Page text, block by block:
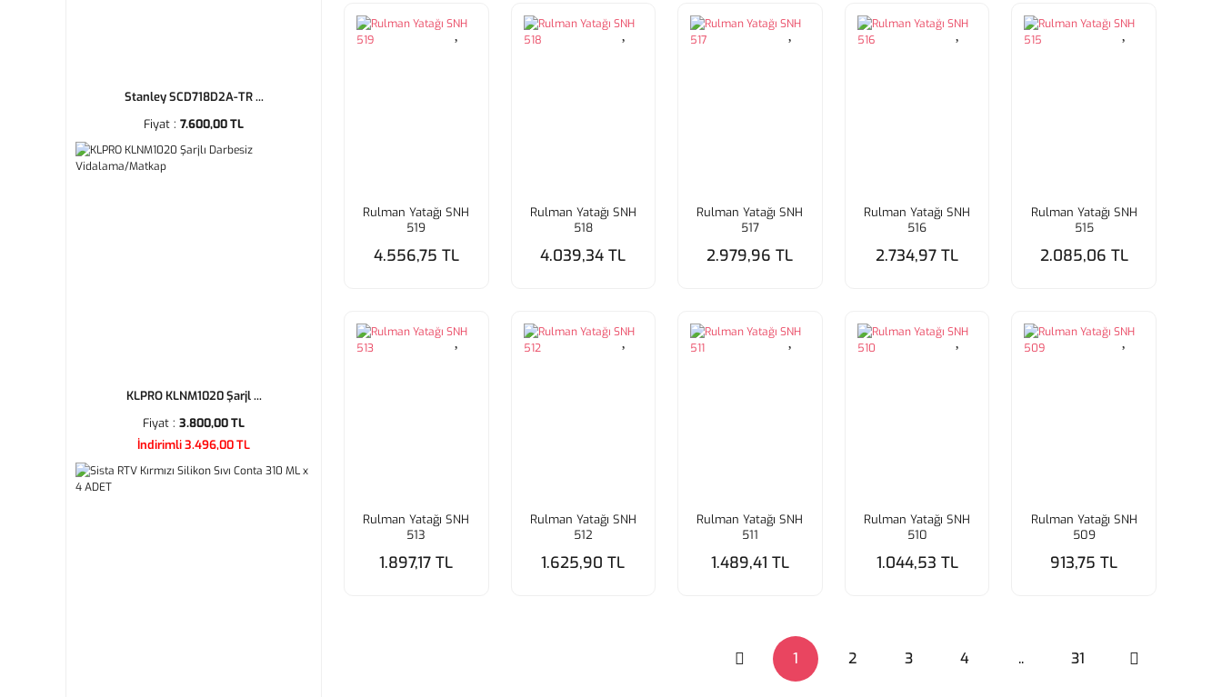
Stanley SCD718D2A-TR ...
Fiyat : 7.600,00 TL
KLPRO KLNM1020 Şarjl ...
Fiyat : 3.800,00 TL
İndirimli 3.496,00 TL
Rulman Yatağı SNH
519
4.556,75 TL
Rulman Yatağı SNH
518
4.039,34 TL
Rulman Yatağı SNH
517
2.979,96 TL
Rulman Yatağı SNH
516
2.734,97 TL
Rulman Yatağı SNH
515
2.085,06 TL
Rulman Yatağı SNH
513
1.897,17 TL
Rulman Yatağı SNH
512
1.625,90 TL
Rulman Yatağı SNH
511
1.489,41 TL
Rulman Yatağı SNH
510
1.044,53 TL
Rulman Yatağı SNH
509
913,75 TL
1 2 3 4 .. 31